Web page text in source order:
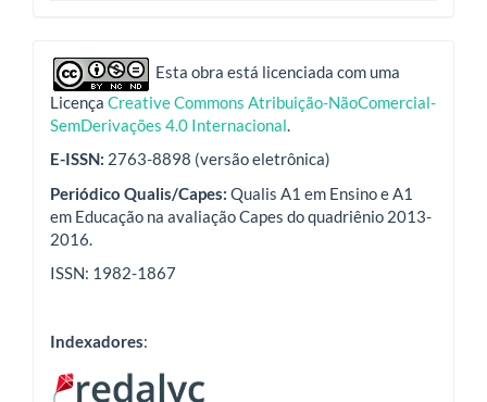
indexadoresEsta obra está licenciada com uma
Licença Creative Commons Atribuição-NãoComercial-
SemDerivações 4.0 Internacional.
E-ISSN: 2763-8898 (versão eletrônica)
Periódico Qualis/Capes: Qualis A1 em Ensino e A1
em Educação na avaliação Capes do quadriênio 2013-
2016.
ISSN: 1982-1867
Indexadores: